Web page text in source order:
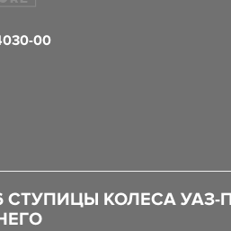
00
СТУПИЦЫ КОЛЕСА